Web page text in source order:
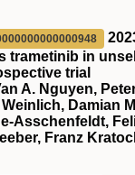
trametinib in
trial
A. Nguyen,
Weinlich, Damian
Asschenfeldt,
Franz